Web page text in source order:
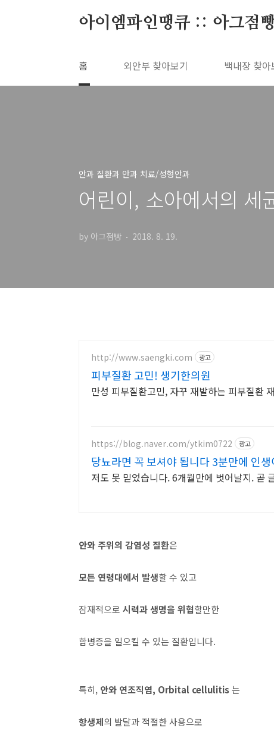
아이엠파인땡큐 :: 아그점
홈 외안부 찾아보기 백내장 찾아
안과 질환과 안과 치료/성형안과
어린이, 소아에서의
by 아그점빵 2018. 8. 19.
http://www.saengki.com 광고
피부질환 고민! 생기한의원
만성 피부질환고민, 자꾸 재발하는 피부질환
https://blog.naver.com/ytkim0722 광고
당뇨라면 꼭 보셔야 됩니다 3분만에 인
저도 못 믿었습니다. 6개월만에 벗어날지. 곧
안와 주위의 감염성 질환은
모든 연령대에서 발생할 수 있고
잠재적으로 시력과 생명을 위협할만한
합병증을 일으킬 수 있는 질환입니다.
특히, 안와 연조직염, Orbital cellulitis는
항생제의 발달과 적절한 사용으로